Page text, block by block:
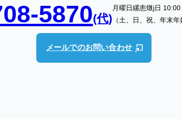
5870(代)
月曜日縲恚燉j日
（土、日、祝、年末
メールでのお問い合わせ